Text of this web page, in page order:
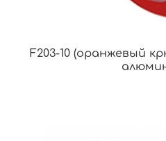
F203-10 (оранжевый